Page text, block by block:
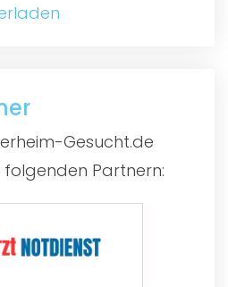
Gesucht.de
Partnern: